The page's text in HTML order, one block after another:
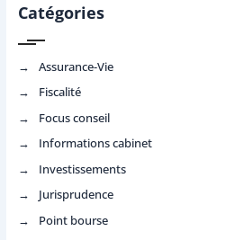
Catégories
Assurance-Vie
Fiscalité
Focus conseil
Informations cabinet
Investissements
Jurisprudence
Point bourse